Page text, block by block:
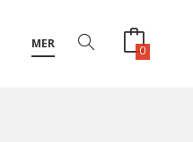
MER 0